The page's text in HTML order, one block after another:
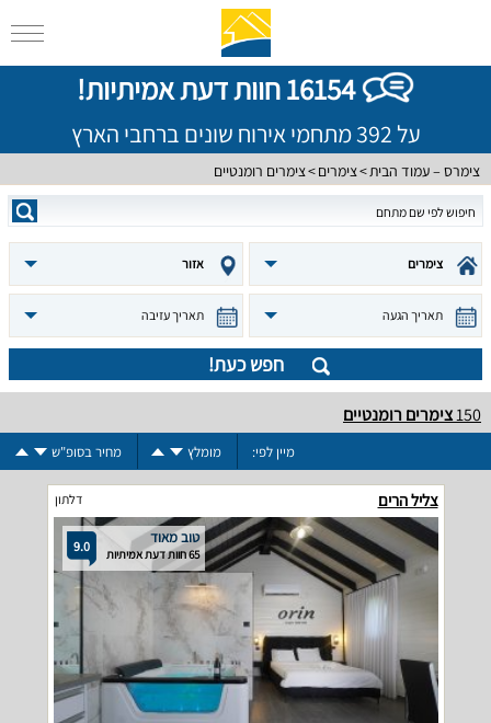
16154 חוות דעת אמיתיות!
על 392 מתחמי אירוח שונים ברחבי הארץ
צימרס – עמוד הבית צימרים צימרים רומנטיים
צימרים אזור
תאריך הגעה תאריך עזיבה
חפש כעת!
150צימרים רומנטיים
מיין לפי: מומלץ מחיר בסופ"ש
צליל הרים דלתון
9.0 טוב מאוד
65 חוות דעת אמיתיות